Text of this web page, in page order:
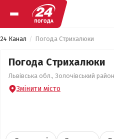
24 Канал Погода Стрихалюки
Погода Стрихалюки
Львівська обл., Золочівський
Змінити місто